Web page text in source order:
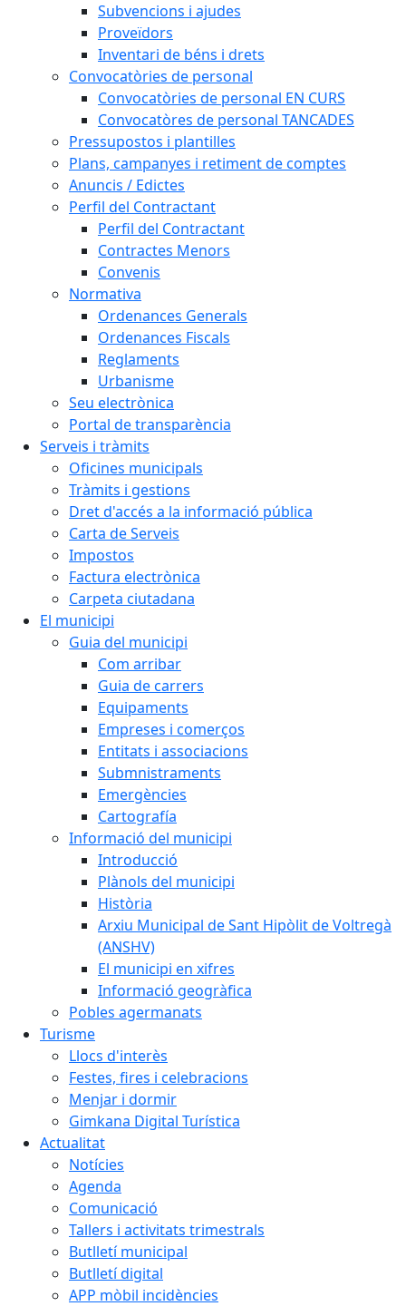
Subvencions i ajudes
Proveïdors
Inventari de béns i drets
Convocatòries de personal
Convocatòries de personal EN CURS
Convocatòres de personal TANCADES
Pressupostos i plantilles
Plans, campanyes i retiment de comptes
Anuncis / Edictes
Perfil del Contractant
Perfil del Contractant
Contractes Menors
Convenis
Normativa
Ordenances Generals
Ordenances Fiscals
Reglaments
Urbanisme
Seu electrònica
Portal de transparència
Serveis i tràmits
Oficines municipals
Tràmits i gestions
Dret d'accés a la informació pública
Carta de Serveis
Impostos
Factura electrònica
Carpeta ciutadana
El municipi
Guia del municipi
Com arribar
Guia de carrers
Equipaments
Empreses i comerços
Entitats i associacions
Submnistraments
Emergències
Cartografía
Informació del municipi
Introducció
Plànols del municipi
Història
Arxiu Municipal de Sant Hipòlit de Voltregà
(ANSHV)
El municipi en xifres
Informació geogràfica
Pobles agermanats
Turisme
Llocs d'interès
Festes, fires i celebracions
Menjar i dormir
Gimkana Digital Turística
Actualitat
Notícies
Agenda
Comunicació
Tallers i activitats trimestrals
Butlletí municipal
Butlletí digital
APP mòbil incidències